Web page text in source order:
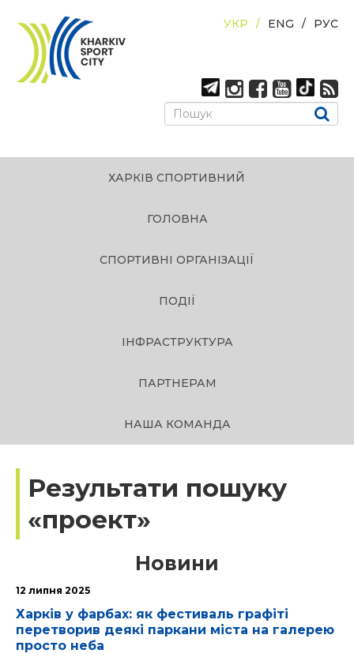
РУС
ENG
УКР
ХАРКІВ СПОРТИВНИЙ
ГОЛОВНА
СПОРТИВНІ ОРГАНІЗАЦІЇ
ПОДІЇ
ІНФРАСТРУКТУРА
ПАРТНЕРАМ
НАША КОМАНДА
Результати пошуку
«проект»
Новини
12 липня 2025
Харків у фарбах: як фестиваль графіті
перетворив деякі паркани міста на галерею
просто неба